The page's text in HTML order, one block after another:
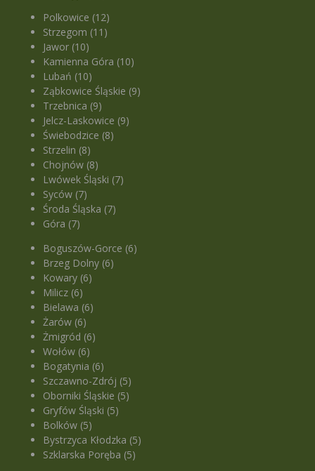
Polkowice (12)
Strzegom (11)
Jawor (10)
Kamienna Góra (10)
Lubań (10)
Ząbkowice Śląskie (9)
Trzebnica (9)
Jelcz-Laskowice (9)
Świebodzice (8)
Strzelin (8)
Chojnów (8)
Lwówek Śląski (7)
Syców (7)
Środa Śląska (7)
Góra (7)
Boguszów-Gorce (6)
Brzeg Dolny (6)
Kowary (6)
Milicz (6)
Bielawa (6)
Żarów (6)
Żmigród (6)
Wołów (6)
Bogatynia (6)
Szczawno-Zdrój (5)
Oborniki Śląskie (5)
Gryfów Śląski (5)
Bolków (5)
Bystrzyca Kłodzka (5)
Szklarska Poręba (5)